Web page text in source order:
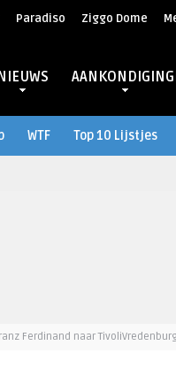
Paradiso Ziggo Dome
WTF Top 10 Lijstjes
Ferdinand naar